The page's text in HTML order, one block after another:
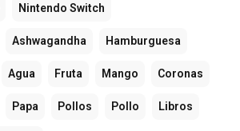
Nintendo Switch
Ashwagandha Hamburguesa
Agua Fruta Mango Coronas
Papa Pollos Pollo Libros